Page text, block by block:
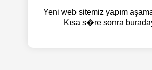
Yeni web sitemiz yapım
Kısa s�re sonra